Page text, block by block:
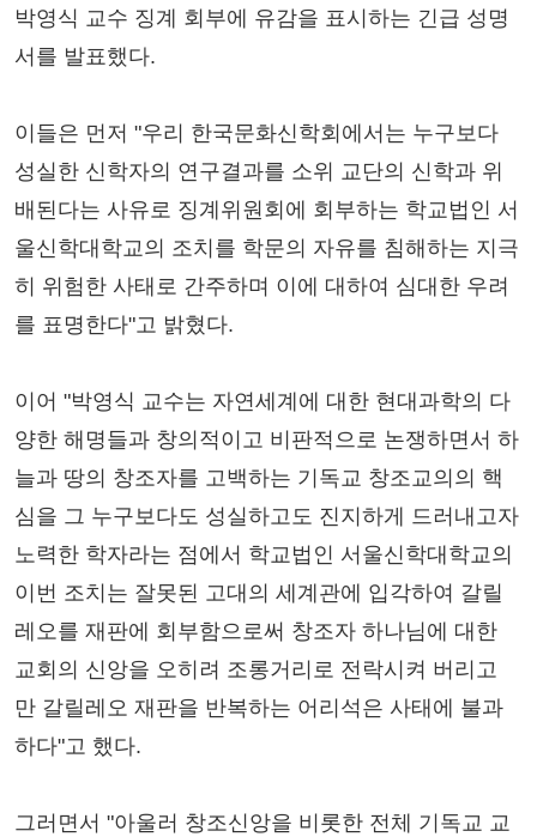
박영식 교수 징계 회부에 유감을 표시하는 긴급 성명
서를 발표했다.
이들은 먼저 "우리 한국문화신학회에서는 누구보다
성실한 신학자의 연구결과를 소위 교단의 신학과 위
배된다는 사유로 징계위원회에 회부하는 학교법인 서
울신학대학교의 조치를 학문의 자유를 침해하는 지극
히 위험한 사태로 간주하며 이에 대하여 심대한 우려
를 표명한다"고 밝혔다.
이어 "박영식 교수는 자연세계에 대한 현대과학의 다
양한 해명들과 창의적이고 비판적으로 논쟁하면서 하
늘과 땅의 창조자를 고백하는 기독교 창조교의의 핵
심을 그 누구보다도 성실하고도 진지하게 드러내고자
노력한 학자라는 점에서 학교법인 서울신학대학교의
이번 조치는 잘못된 고대의 세계관에 입각하여 갈릴
레오를 재판에 회부함으로써 창조자 하나님에 대한
교회의 신앙을 오히려 조롱거리로 전락시켜 버리고
만 갈릴레오 재판을 반복하는 어리석은 사태에 불과
하다"고 했다.
그러면서 "아울러 창조신앙을 비롯한 전체 기독교 교